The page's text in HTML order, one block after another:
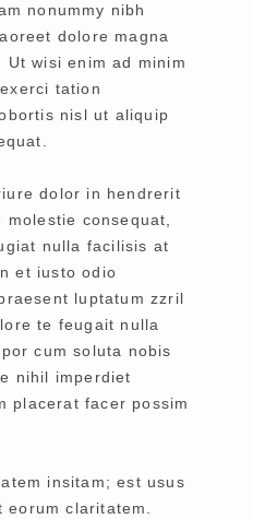
nonummy nibh
dolore magna
wisi enim ad minim
tation
nisl ut aliquip
dolor in hendrerit
consequat,
nulla facilisis at
et iusto odio
luptatum zzril
te feugait nulla
cum soluta nobis
nihil imperdiet
placerat facer possim
insitam; est usus
eorum claritatem.